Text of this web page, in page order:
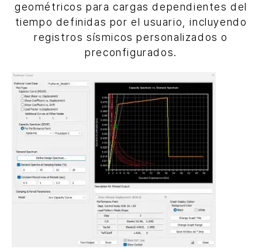
geométricos para cargas dependientes del
tiempo definidas por el usuario, incluyendo
registros sísmicos personalizados o
preconfigurados.